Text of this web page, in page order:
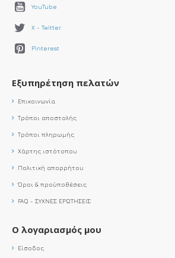
YouTube
X - Twitter
Pinterest
Εξυπηρέτηση πελατών
Επικοινωνία
Τρόποι αποστολής
Τρόποι πληρωμής
Χάρτης ιστότοπου
Πολιτική απορρήτου
Όροι & προϋποθέσεις
FAQ - ΣΥΧΝΕΣ ΕΡΩΤΗΣΕΙΣ
Ο λογαριασμός μου
Είσοδος